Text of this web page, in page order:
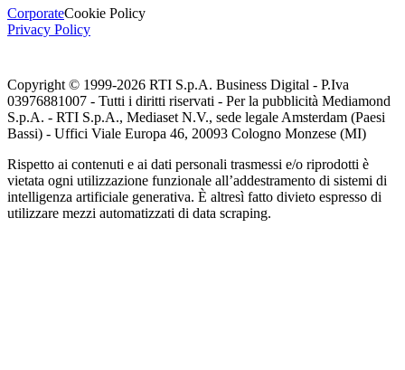
CorporateCookie Policy
Privacy Policy
Copyright © 1999-2026 RTI S.p.A. Business Digital - P.Iva
03976881007 - Tutti i diritti riservati - Per la pubblicità Mediamond
S.p.A. - RTI S.p.A., Mediaset N.V., sede legale Amsterdam (Paesi
Bassi) - Uffici Viale Europa 46, 20093 Cologno Monzese (MI)
Rispetto ai contenuti e ai dati personali trasmessi e/o riprodotti è
vietata ogni utilizzazione funzionale all’addestramento di sistemi di
intelligenza artificiale generativa. È altresì fatto divieto espresso di
utilizzare mezzi automatizzati di data scraping.